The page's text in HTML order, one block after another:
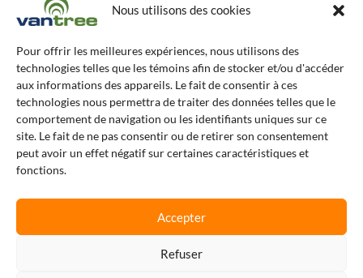
Nous utilisons des cookies
Pour offrir les meilleures expériences, nous utilisons des
technologies telles que les témoins afin de stocker et/ou d'accéder
aux informations des appareils. Le fait de consentir à ces
technologies nous permettra de traiter des données telles que le
comportement de navigation ou les identifiants uniques sur ce
site. Le fait de ne pas consentir ou de retirer son consentement
peut avoir un effet négatif sur certaines caractéristiques et
fonctions.
Accepter
Refuser
Politique relative aux cookies
Contact
Vantree Systems
514-747-0350
6500 TransCanada, Chemin de Service S, 4e
étage, Pointe-Claire, QC H9R 0A5
© Copyright 2025 Vantree Systems